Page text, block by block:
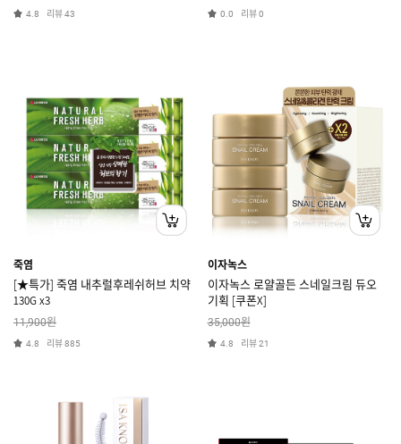
4.8 리뷰43 0.0 리뷰0
죽염
[★특가] 죽염 내추럴후레쉬허브 치약
130G x3
11,900원
4.8 리뷰885
이자녹스
이자녹스 로얄골든 스네일크림 듀오
기획 [쿠폰X]
35,000원
4.8 리뷰21